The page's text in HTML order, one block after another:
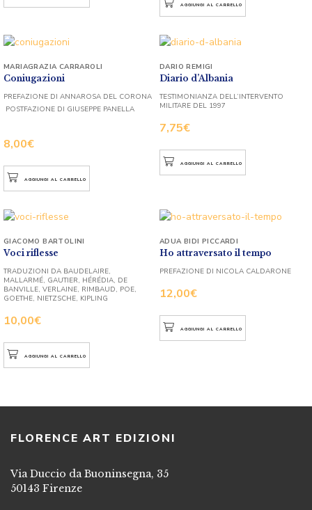
AGGIUNGI AL CARRELLO
Coniugazioni
8,00€
MARIAGRAZIA CARRAROLI
PREFAZIONE DI ANNAROSA DEL CORONA
POSTFAZIONE DI GIUSEPPE PANELLA
AGGIUNGI AL CARRELLO
Diario d’Albania
7,75€
DARIO REMIGI
TESTIMONIANZA DELL’INTERVENTO
MILITARE DEL 1997
AGGIUNGI AL CARRELLO
Voci riflesse
10,00€
GIACOMO BARTOLINI
TRADUZIONI DA BAUDELAIRE,
MALLARMÉ, GAUTIER, HÉRÉDIA, DE
BANVILLE, VERLAINE, RIMBAUD, POE,
GOETHE, NIETZSCHE, KIPLING
AGGIUNGI AL CARRELLO
Ho attraversato il tempo
12,00€
ADUA BIDI PICCARDI
PREFAZIONE DI NICOLA CALDARONE
AGGIUNGI AL CARRELLO
FLORENCE ART EDIZIONI
Via Duccio da Buoninsegna, 35
50143 Firenze